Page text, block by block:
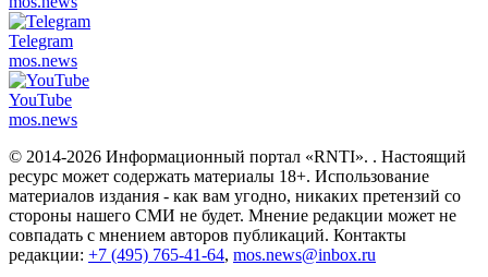
Telegram
mos.news
YouTube
mos.news
© 2014-2026 Информационный портал «RNTI». . Настоящий
ресурс может содержать материалы 18+. Использование
материалов издания - как вам угодно, никаких претензий со
стороны нашего СМИ не будет. Мнение редакции может не
совпадать с мнением авторов публикаций. Контакты
редакции: +7 (495) 765-41-64, mos.news@inbox.ru